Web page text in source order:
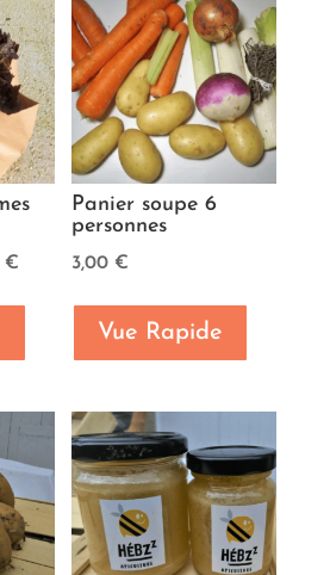
€Plage
10,00 €
20,00 €
Panier soupe 6
personnes
3,00 €
Vue Rapide